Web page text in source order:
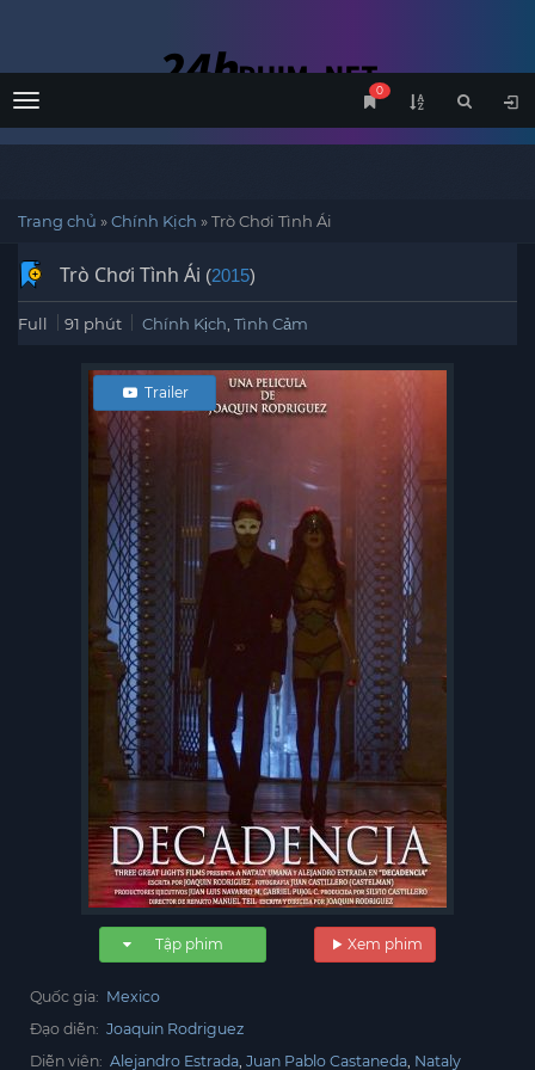
Menu
0
Trang chủ »Chính Kịch »Trò Chơi Tình Ái
Trò Chơi Tình Ái (2015)
Full 91 phút Chính Kịch Tình Cảm
Xem phim
Trailer
Tập phim
Quốc gia: Mexico
Đạo diễn: Joaquin Rodriguez
Diễn viên: Alejandro Estrada Juan Pablo Castaneda Nataly